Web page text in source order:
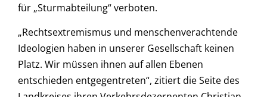
für „Sturmabteilung“ verboten.
„Rechtsextremismus und menschenverachtende
Ideologien haben in unserer Gesellschaft keinen
Platz. Wir müssen ihnen auf allen Ebenen
entschieden entgegentreten“, zitiert die Seite des